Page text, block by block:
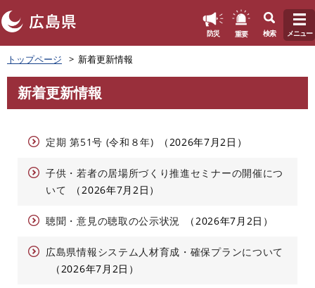
ペ
ー
ジ
先
防災 重要 検索 メニュー
トップページ 新着更新情報
文
新着更新情報
定期 第51号 (令和８年) 2026年7月2日
子供・若者の居場所づくり推進セミナーの開催につ
いて
2026年7月2日
聴聞・意見の聴取の公示状況 2026年7月2日
広島県情報システム人材育成・確保プランについて
2026年7月2日